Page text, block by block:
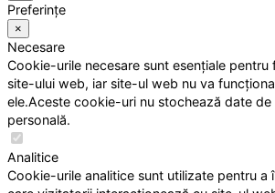
Preferințe
×
Necesare
Cookie-urile necesare sunt esențiale pentru
site-ului web, iar site-ul web nu va
ele.Aceste cookie-uri nu stochează date
personală.
Analitice
Cookie-urile analitice sunt utilizate pentru a